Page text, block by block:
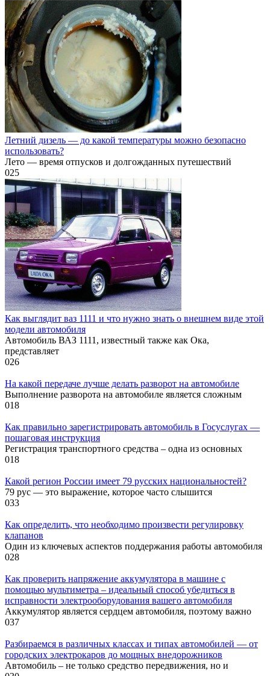
Летний дизель — до какой температуры можно безопасно
использовать?
Лето — время отпусков и долгожданных путешествий
025
Как выглядит ваз 1111 и что нужно знать о внешнем виде этой
модели автомобиля
Автомобиль ВАЗ 1111, известный также как Ока,
представляет
026
На какой передаче лучше делать разворот на автомобиле
Выполнение разворота на автомобиле является сложным
018
Как правильно зарегистрировать автомобиль в Госуслугах —
пошаговая инструкция
Регистрация транспортного средства – одна из основных
018
Какой регион России имеет 79 русских национальностей?
79 рус — это выражение, которое часто слышится
033
Как определить, что необходимо произвести регулировку
клапанов
Один из ключевых аспектов поддержания работы автомобиля
028
Как проверить напряжение аккумулятора в машине с
помощью мультиметра – идеальный способ убедиться в
исправности электрооборудования вашего автомобиля
Аккумулятор является сердцем автомобиля, поэтому важно
037
Разбираемся в различных классах и типах автомобилей — от
городских электрокаров до мощных внедорожников
Автомобиль – не только средство передвижения, но и